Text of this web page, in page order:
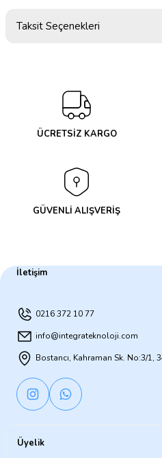
Taksit Seçenekleri
ÜCRETSİZ KARGO
GÜVENLİ ALIŞVERİŞ
İletişim
0216 372 10 77
info@integrateknoloji.com
Bostancı, Kahraman Sk. No:3/1,
Üyelik